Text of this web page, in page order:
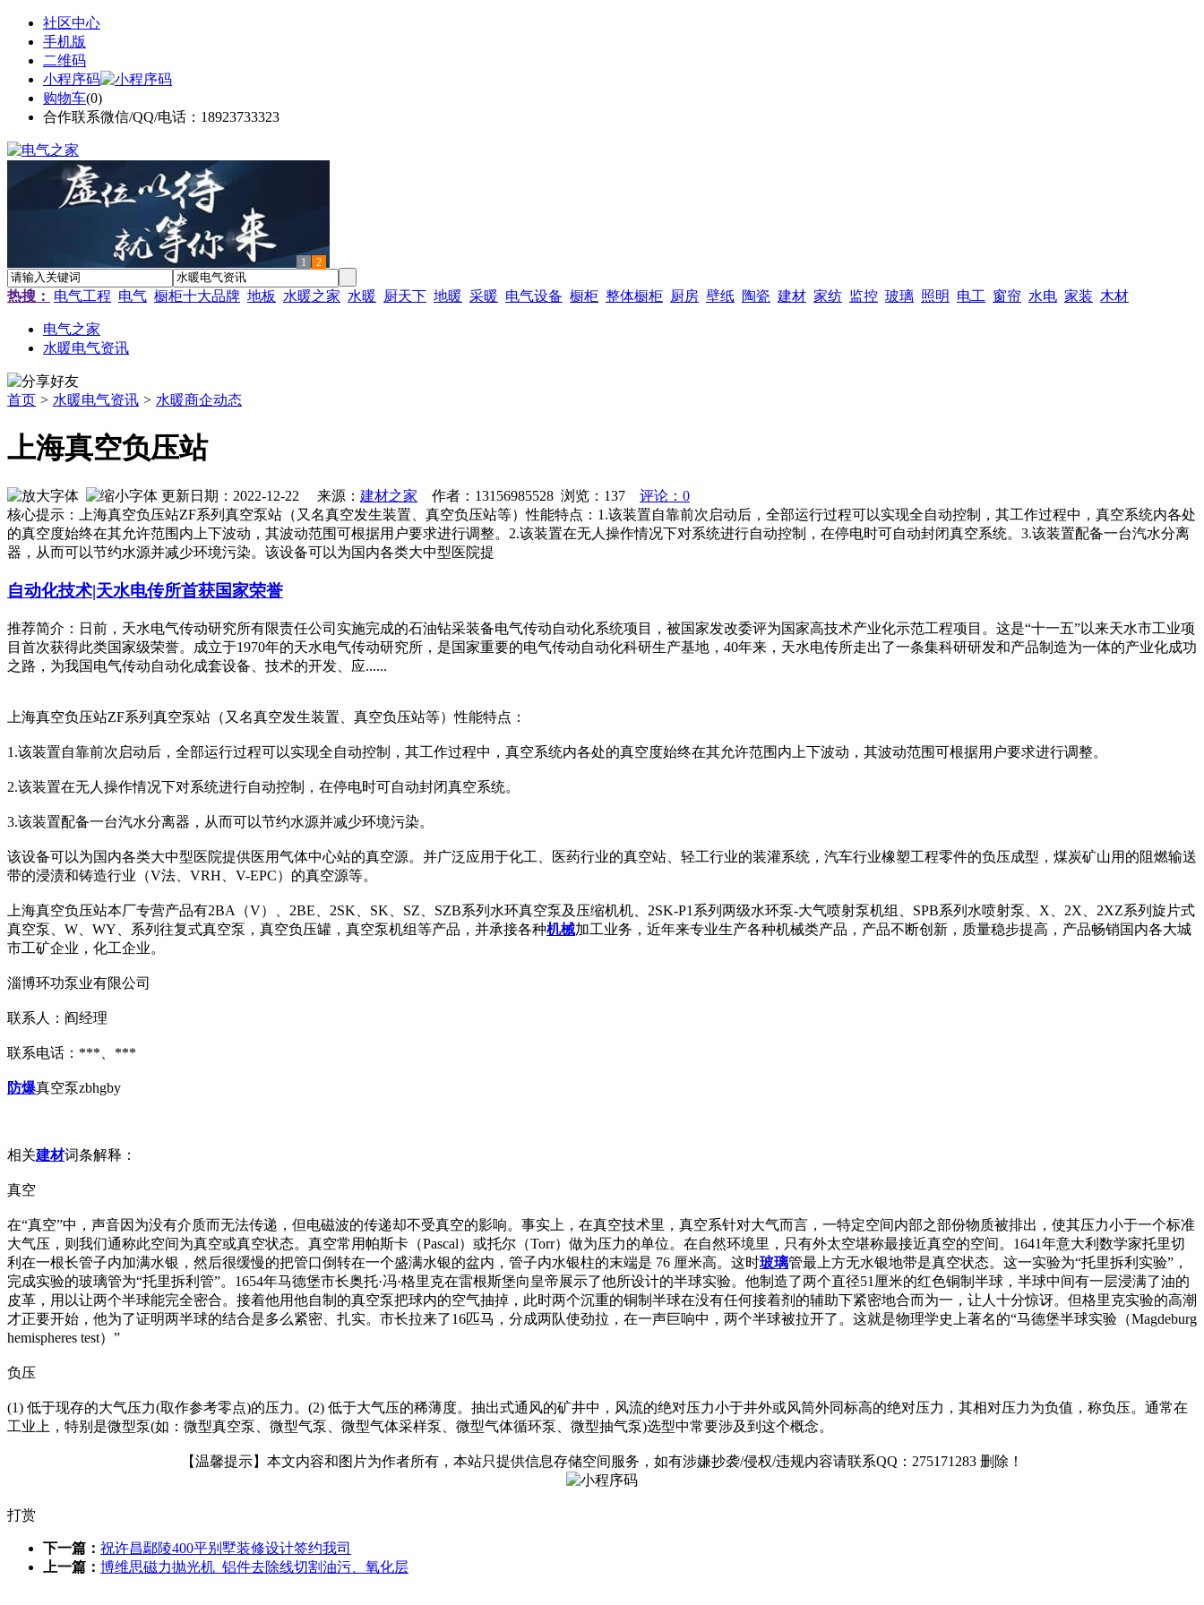
社区中心
手机版
二维码
小程序码
购物车(0)
合作联系微信/QQ/电话：18923733323
1 2
热搜： 电气工程 电气 橱柜十大品牌 地板 水暖之家 水暖 厨天下 地暖 采暖 电气设备 橱柜 整体橱柜 厨房 壁纸 陶瓷 建材 家纺 监控 玻璃 照明 电工 窗帘 水电 家装 木材
电气之家
水暖电气资讯
首页 > 水暖电气资讯 > 水暖商企动态
上海真空负压站
更新日期：2022-12-22 来源： 建材之家 作者：13156985528 浏览： 137
评论：0
核心提示：上海真空负压站ZF系列真空泵站（又名真空发生装置、真空负压站等）性能特点：1.该装置自靠前次启动后，全部运行过程可以实现全自动控制，其工作过程中，真空系统内各处
的真空度始终在其允许范围内上下波动，其波动范围可根据用户要求进行调整。2.该装置在无人操作情况下对系统进行自动控制，在停电时可自动封闭真空系统。3.该装置配备一台汽水分离
器，从而可以节约水源并减少环境污染。该设备可以为国内各类大中型医院提
自动化技术|天水电传所首获国家荣誉
推荐简介：日前，天水电气传动研究所有限责任公司实施完成的石油钻采装备电气传动自动化系统项目，被国家发改委评为国家高技术产业化示范工程项目。这是“十一五”以来天水市工业项
目首次获得此类国家级荣誉。成立于1970年的天水电气传动研究所，是国家重要的电气传动自动化科研生产基地，40年来，天水电传所走出了一条集科研研发和产品制造为一体的产业化成功
之路，为我国电气传动自动化成套设备、技术的开发、应......
上海真空负压站ZF系列真空泵站（又名真空发生装置、真空负压站等）性能特点：
1.该装置自靠前次启动后，全部运行过程可以实现全自动控制，其工作过程中，真空系统内各处的真空度始终在其允许范围内上下波动，其波动范围可根据用户要求进行调整。
2.该装置在无人操作情况下对系统进行自动控制，在停电时可自动封闭真空系统。
3.该装置配备一台汽水分离器，从而可以节约水源并减少环境污染。
该设备可以为国内各类大中型医院提供医用气体中心站的真空源。并广泛应用于化工、医药行业的真空站、轻工行业的装灌系统，汽车行业橡塑工程零件的负压成型，煤炭矿山用的阻燃输送
带的浸渍和铸造行业（V法、VRH、V-EPC）的真空源等。
上海真空负压站本厂专营产品有2BA（V）、2BE、2SK、SK、SZ、SZB系列水环真空泵及压缩机机、2SK-P1系列两级水环泵-大气喷射泵机组、SPB系列水喷射泵、X、2X、2XZ系列旋片式
真空泵、W、WY、系列往复式真空泵，真空负压罐，真空泵机组等产品，并承接各种机械加工业务，近年来专业生产各种机械类产品，产品不断创新，质量稳步提高，产品畅销国内各大城
市工矿企业，化工企业。
淄博环功泵业有限公司
联系人：阎经理
联系电话：***、***
防爆真空泵zbhgby
相关建材词条解释：
真空
在“真空”中，声音因为没有介质而无法传递，但电磁波的传递却不受真空的影响。事实上，在真空技术里，真空系针对大气而言，一特定空间内部之部份物质被排出，使其压力小于一个标准
大气压，则我们通称此空间为真空或真空状态。真空常用帕斯卡（Pascal）或托尔（Torr）做为压力的单位。在自然环境里，只有外太空堪称最接近真空的空间。1641年意大利数学家托里切
利在一根长管子内加满水银，然后很缓慢的把管口倒转在一个盛满水银的盆内，管子内水银柱的末端是 76 厘米高。这时玻璃管最上方无水银地带是真空状态。这一实验为“托里拆利实验”，
完成实验的玻璃管为“托里拆利管”。1654年马德堡市长奥托·冯·格里克在雷根斯堡向皇帝展示了他所设计的半球实验。他制造了两个直径51厘米的红色铜制半球，半球中间有一层浸满了油的
皮革，用以让两个半球能完全密合。接着他用他自制的真空泵把球内的空气抽掉，此时两个沉重的铜制半球在没有任何接着剂的辅助下紧密地合而为一，让人十分惊讶。但格里克实验的高潮
才正要开始，他为了证明两半球的结合是多么紧密、扎实。市长拉来了16匹马，分成两队使劲拉，在一声巨响中，两个半球被拉开了。这就是物理学史上著名的“马德堡半球实验（Magdeburg
hemispheres test）”
负压
(1) 低于现存的大气压力(取作参考零点)的压力。(2) 低于大气压的稀薄度。抽出式通风的矿井中，风流的绝对压力小于井外或风筒外同标高的绝对压力，其相对压力为负值，称负压。通常在
工业上，特别是微型泵(如：微型真空泵、微型气泵、微型气体采样泵、微型气体循环泵、微型抽气泵)选型中常要涉及到这个概念。
【温馨提示】本文内容和图片为作者所有，本站只提供信息存储空间服务，如有涉嫌抄袭/侵权/违规内容请联系QQ：275171283 删除！
打赏
下一篇： 祝许昌鄢陵400平别墅装修设计签约我司
上一篇： 博维思磁力抛光机_铝件去除线切割油污、氧化层